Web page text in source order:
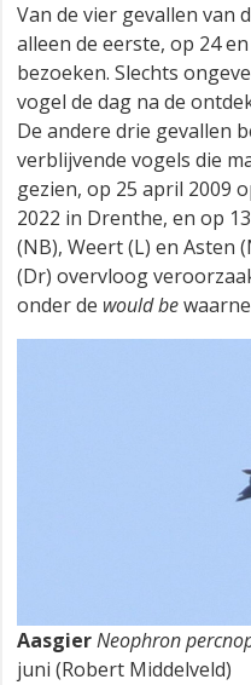
Van de vier gevallen van
alleen de eerste, op 24
bezoeken. Slechts
vogel de dag na de
De andere drie gevallen
verblijvende vogels die
gezien, op 25 april 2009
2022 in Drenthe, en op
(NB), Weert (L) en Asten
(Dr) overvloog
onder de would be
AasgierNeophron
juni (Robert Middelveld)